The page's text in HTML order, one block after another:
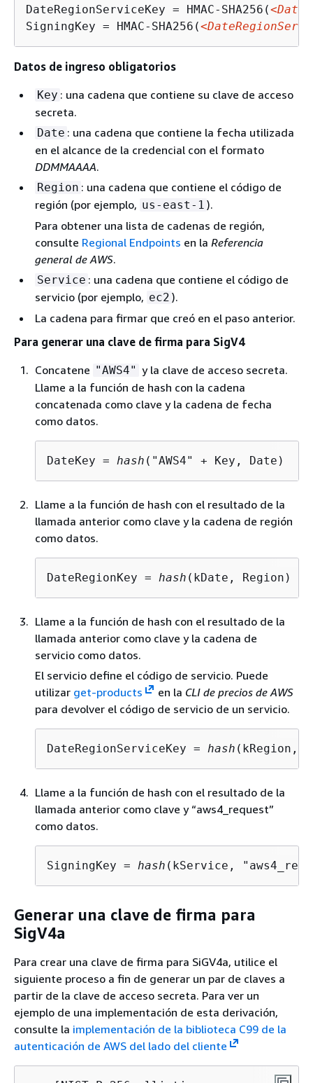
DateRegionServiceKey = HMAC-SHA256(
SigningKey = HMAC-SHA256(
Datos de ingreso obligatorios
Key : una cadena que contiene su clave de acceso
secreta.
Date : una cadena que contiene la fecha utilizada
en el alcance de la credencial con el formato
DDMMAAAA.
Region : una cadena que contiene el código de
región (por ejemplo, us-east-1 ).
Para obtener una lista de cadenas de región,
consulte Regional Endpoints en la Referencia
general de AWS.
Service : una cadena que contiene el código de
servicio (por ejemplo, ec2 ).
La cadena para firmar que creó en el paso anterior.
Para generar una clave de firma para SigV4
Concatene "AWS4" y la clave de acceso secreta.
Llame a la función de hash con la cadena
concatenada como clave y la cadena de fecha
como datos.
DateKey = hash ("AWS4" + Key, Date)
Llame a la función de hash con el resultado de la
llamada anterior como clave y la cadena de región
como datos.
DateRegionKey = hash (kDate, Region)
Llame a la función de hash con el resultado de la
llamada anterior como clave y la cadena de
servicio como datos.
El servicio define el código de servicio. Puede
utilizar get-products en la CLI de precios de AWS
para devolver el código de servicio de un servicio.
DateRegionServiceKey = hash (kRegion,
Llame a la función de hash con el resultado de la
llamada anterior como clave y “aws4_request”
como datos.
SigningKey = hash (kService,
Generar una clave de firma para
SigV4a
Para crear una clave de firma para SiGV4a, utilice el
siguiente proceso a fin de generar un par de claves a
partir de la clave de acceso secreta. Para ver un
ejemplo de una implementación de esta derivación,
consulte la implementación de la biblioteca C99 de la
autenticación de AWS del lado del cliente